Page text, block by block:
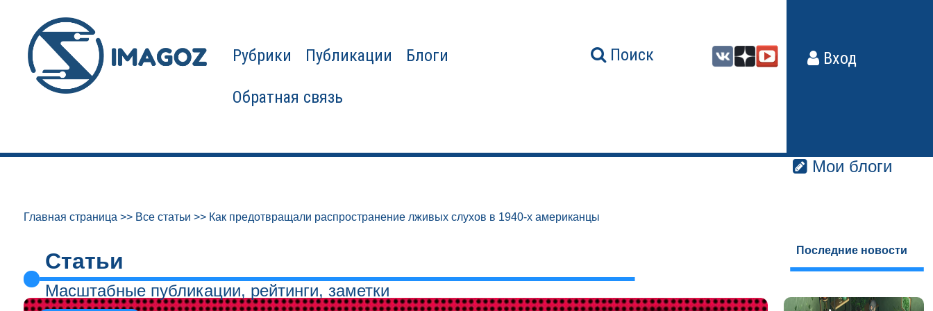
Рубрики Публикации Блоги
Обратная связь
Поиск Вход
Мои блоги
Главная страница >> Все статьи >> Как предотвращали распространение лживых слухов в 1940-х американцы
Статьи
Масштабные публикации, рейтинги, заметки
Последние новости